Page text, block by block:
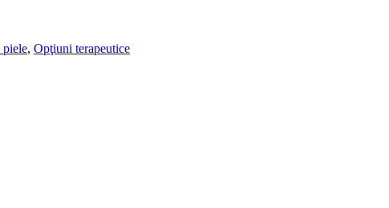
piele, Opţiuni terapeutice